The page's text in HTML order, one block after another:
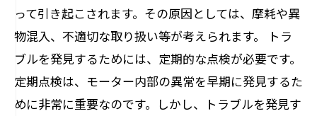
って引き起こされます。その原因としては、摩耗や異
物混入、不適切な取り扱い等が考えられます。 トラ
ブルを発見するためには、定期的な点検が必要です。
定期点検は、モーター内部の異常を早期に発見するた
めに非常に重要なのです。しかし、トラブルを発見す